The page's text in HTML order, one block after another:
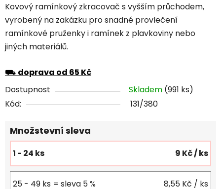
Kovový ramínkový zkracovač s vyšším průchodem,
vyrobený na zakázku pro snadné provlečení
ramínkové pruženky i ramínek z plavkoviny nebo
jiných materiálů.
⛟ doprava od 65 Kč
Dostupnost
Skladem (991 ks)
Kód:
131/380
Množstevní sleva
1 - 24 ks 9 Kč/ ks
25 - 49 ks = sleva 5 % 8,55 Kč / ks